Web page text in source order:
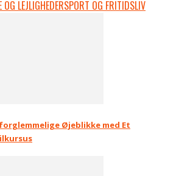
OG LEJLIGHEDERSPORT OG FRITIDSLIV
Øjeblikke med Et